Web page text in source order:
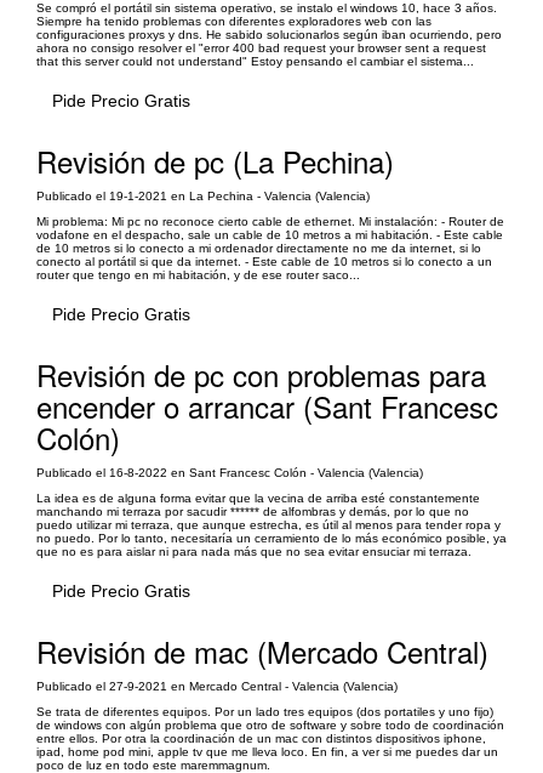
Se compró el portátil sin sistema operativo, se instalo el windows 10, hace 3 años.
Siempre ha tenido problemas con diferentes exploradores web con las
configuraciones proxys y dns. He sabido solucionarlos según iban ocurriendo, pero
ahora no consigo resolver el "error 400 bad request your browser sent a request
that this server could not understand" Estoy pensando el cambiar el sistema...
Pide Precio Gratis
Revisión de pc (La Pechina)
Publicado el 19-1-2021 en La Pechina - Valencia (Valencia)
Mi problema: Mi pc no reconoce cierto cable de ethernet. Mi instalación: - Router de
vodafone en el despacho, sale un cable de 10 metros a mi habitación. - Este cable
de 10 metros si lo conecto a mi ordenador directamente no me da internet, si lo
conecto al portátil si que da internet. - Este cable de 10 metros si lo conecto a un
router que tengo en mi habitación, y de ese router saco...
Pide Precio Gratis
Revisión de pc con problemas para
encender o arrancar (Sant Francesc
Colón)
Publicado el 16-8-2022 en Sant Francesc Colón - Valencia (Valencia)
La idea es de alguna forma evitar que la vecina de arriba esté constantemente
manchando mi terraza por sacudir ****** de alfombras y demás, por lo que no
puedo utilizar mi terraza, que aunque estrecha, es útil al menos para tender ropa y
no puedo. Por lo tanto, necesitaría un cerramiento de lo más económico posible, ya
que no es para aislar ni para nada más que no sea evitar ensuciar mi terraza.
Pide Precio Gratis
Revisión de mac (Mercado Central)
Publicado el 27-9-2021 en Mercado Central - Valencia (Valencia)
Se trata de diferentes equipos. Por un lado tres equipos (dos portatiles y uno fijo)
de windows con algún problema que otro de software y sobre todo de coordinación
entre ellos. Por otra la coordinación de un mac con distintos dispositivos iphone,
ipad, home pod mini, apple tv que me lleva loco. En fin, a ver si me puedes dar un
poco de luz en todo este maremmagnum.